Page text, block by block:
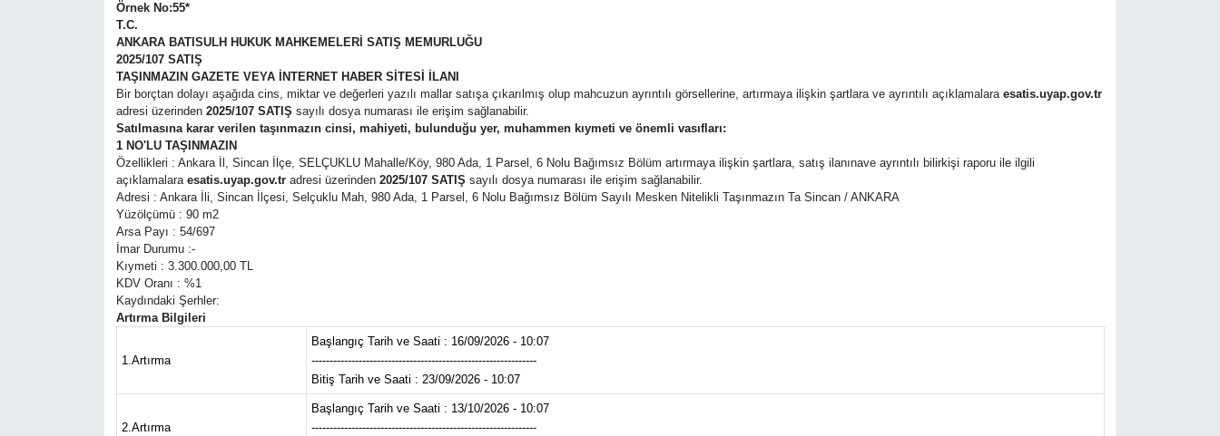
Örnek No:55*
T.C.
ANKARA BATI SULH HUKUK MAHKEMELERİ SATIŞ MEMURLUĞU
2025/107 SATIŞ
TAŞINMAZIN GAZETE VEYA İNTERNET HABER SİTESİ İLANI
Bir borçtan dolayı aşağıda cins, miktar ve değerleri yazılı mallar satışa çıkarılmış olup mahcuzun ayrıntılı görsellerine, artırmaya ilişkin şartlara ve ayrıntılı açıklamalara esatis.uyap.gov.tr
adresi üzerinden 2025/107 SATIŞ sayılı dosya numarası ile erişim sağlanabilir.
Satılmasına karar verilen taşınmazın cinsi, mahiyeti, bulunduğu yer, muhammen kıymeti ve önemli vasıfları:
1 NO'LU TAŞINMAZIN
Özellikleri : Ankara İl, Sincan İlçe, SELÇUKLU Mahalle/Köy, 980 Ada, 1 Parsel, 6 Nolu Bağımsız Bölüm artırmaya ilişkin şartlara, satış ilanınave ayrıntılı bilirkişi raporu ile ilgili
açıklamalara esatis.uyap.gov.tradresi üzerinden 2025/107 SATIŞ sayılı dosya numarası ile erişim sağlanabilir.
Adresi : Ankara İli, Sincan İlçesi, Selçuklu Mah, 980 Ada, 1 Parsel, 6 Nolu Bağımsız Bölüm Sayılı Mesken Nitelikli Taşınmazın Ta Sincan / ANKARA
Yüzölçümü : 90 m2
Arsa Payı : 54/697
İmar Durumu :-
Kıymeti : 3.300.000,00 TL
KDV Oranı : %1
Kaydındaki Şerhler:
Artırma Bilgileri
1.Artırma
Başlangıç Tarih ve Saati : 16/09/2026 - 10:07
--------------------------------------------------------------
Bitiş Tarih ve Saati : 23/09/2026 - 10:07
2.Artırma
Başlangıç Tarih ve Saati : 13/10/2026 - 10:07
--------------------------------------------------------------
Kim Kimdir Nereli
Resmi İlanlar
Teknoloji
Haber Arşivi